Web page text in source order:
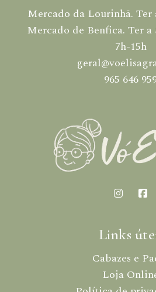
Mercado da Lourinhã. Ter
Mercado de Benfica. Ter a
7h-15h
965 646
Links
Cabazes e
Loja